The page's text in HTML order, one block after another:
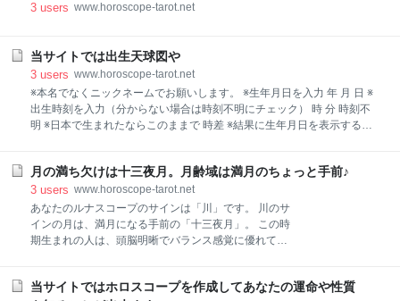
元素」というものです。 ※図のピザカットされてる箇
質です。 星座(サイン)の４元素 ４つの元素(エレメン
ト)について見て行きましょう。 さて、１２星座は４
つのエレメントに分類されます。 それは火、地、風、
水の４元素。（火はFire 土はEarth 風はAir 水は
Water） ひとつづつ性質を見て行きましょう。 ・火の
3 users www.horoscope-tarot.net
当サイトでは出生天球図や
3 users www.horoscope-tarot.net
※本名でなくニックネームでお願いします。 ※生年月日を入力 年 月 日 ※
出生時刻を入力（分からない場合は時刻不明にチェック） 時 分 時刻不
明 ※日本で生まれたならこのままで 時差 ※結果に生年月日を表示する？
月の満ち欠けは十三夜月。月齢域は満月のちょっと手前♪
3 users www.horoscope-tarot.net
あなたのルナスコープのサインは「川」です。 川のサ
インの月は、満月になる手前の「十三夜月」。 この時
期生まれの人は、頭脳明晰でバランス感覚に優れてい
います。 なぜか人の心がよく読めたり、たいていの人
当サイトではホロスコープを作成してあなたの運命や性質